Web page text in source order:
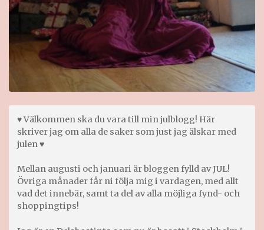
♥ Välkommen ska du vara till min julblogg! Här
skriver jag om alla de saker som just jag älskar med
julen ♥
Mellan augusti och januari är bloggen fylld av JUL!
Övriga månader får ni följa mig i vardagen, med allt
vad det innebär, samt ta del av alla möjliga fynd- och
shoppingtips!